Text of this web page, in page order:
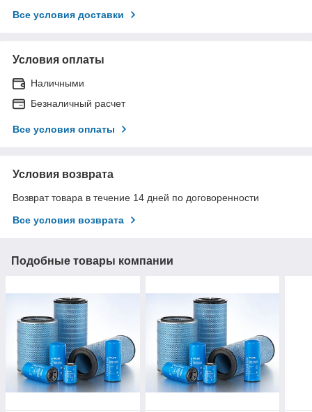
Все условия доставки
Условия оплаты
Наличными
Безналичный расчет
Все условия оплаты
Условия возврата
Возврат товара в течение 14 дней по договоренности
Все условия возврата
Подобные товары компании